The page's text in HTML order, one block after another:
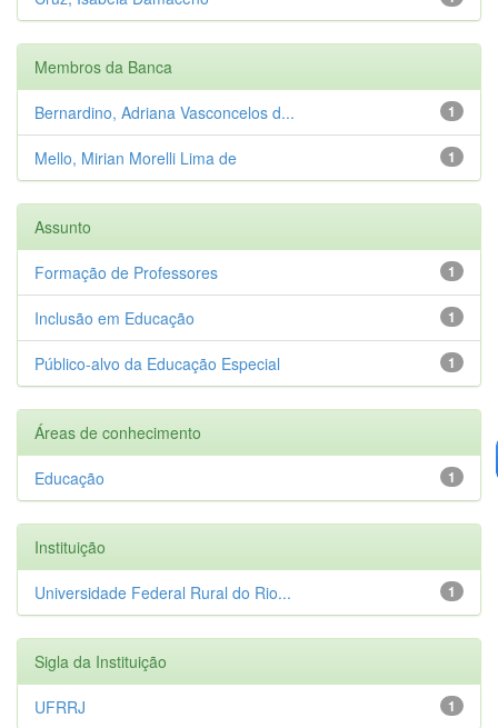
Membros da Banca
1
Bernardino, Adriana Vasconcelos d...
1
Mello, Mirian Morelli Lima de
Assunto
1
Formação de Professores
1
Inclusão em Educação
1
Público-alvo da Educação Especial
Áreas de conhecimento
1
Educação
Instituição
1
Universidade Federal Rural do Rio...
Sigla da Instituição
1
UFRRJ